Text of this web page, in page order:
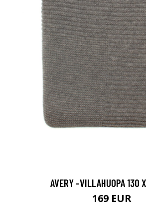
AVERY -VILLAHUOPA 130
169 EUR